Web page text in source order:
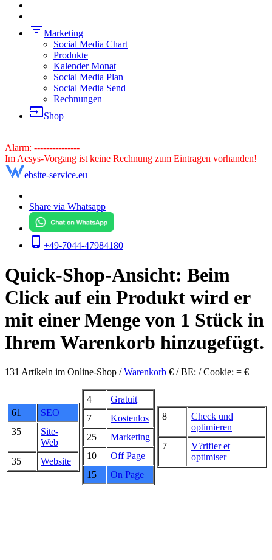
filter_listMarketing
Social Media Chart
Produkte
Kalender Monat
Social Media Plan
Social Media Send
Rechnungen
inputShop
Alarm: ---------------
Im Acsys-Vorgang ist keine Rechnung zum Eintragen vorhanden!
ebsite-service.eu
Share via Whatsapp
phone_iphone +49-7044-47984180
Quick-Shop-Ansicht: Beim
Click auf ein Produkt wird er
mit einer Menge von 1 Stück in
Ihrem Warenkorb hinzugefügt.
131 Artikeln im Online-Shop /Warenkorb € / BE: / Cookie: = €
61
SEO
35
Site-
Web
35
Website
4
Gratuit
7
Kostenlos
25
Marketing
10
Off Page
15
On Page
8
Check und
optimieren
7
V?rifier et
optimiser